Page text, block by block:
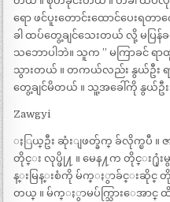
ရော ဖင်ပူးတောင်းထောင်ပေးရတ
ခါ ထပ်တွေ့ချင်သေးတယ် လို့ မပြန်
သဘောပါဘဲ။ သူက ” မကြာခင် ရ
သွားတယ် ။ တကယ်လည်း နွယ်ဦး ရ
တွေ့ချင်မိတယ် ။ သူ့အခေါ်ကို နွယ်ဦး
Zawgyi
ႏြယ္ဦး ဆုံးျဖတ္ခ်က္ ခ်လိုက္ၿပီ
တိုင္း လုပ္ဖို႔ ။ မေန႔က တိုင္း႐ုံ
န္းမြန္းစံကို မ်က္ႏွာခ်င္းဆို
တယ္ ။ မ်က္ႏွာမပ်က္သြားေအာင္